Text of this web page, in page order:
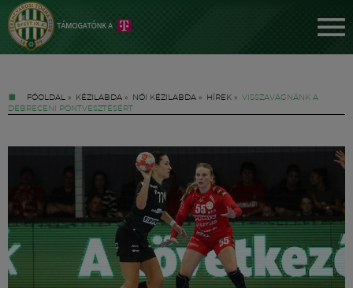
FŐOLDAL » KÉZILABDA » NŐI KÉZILABDA » HÍREK » VISSZAVÁGNÁNK A
DEBRECENI PONTVESZTÉSÉRT
Jegyek
FM YouTube +